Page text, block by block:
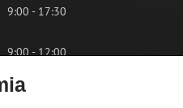
9:00 - 17:30
9:00 - 12:00